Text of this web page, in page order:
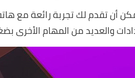
أن تقدم لك تجربة رائعة مع
والعديد من المهام الأخرى